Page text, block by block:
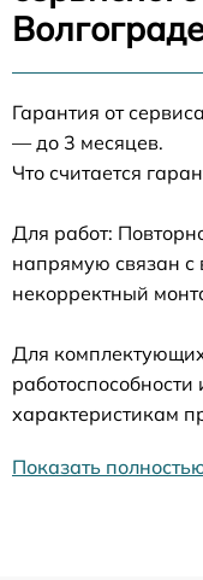
Гарантия от
— до 3 месяцев.
Что считается
Для работ:
напрямую связан
некорректный
Для
характеристикам
Показать